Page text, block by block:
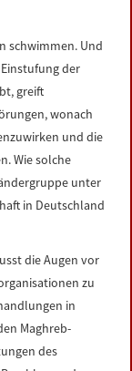
schwimmen. Und
der
greift
wonach
und die
Wie solche
unter
in Deutschland
die Augen vor
zu
in
Maghreb-
des